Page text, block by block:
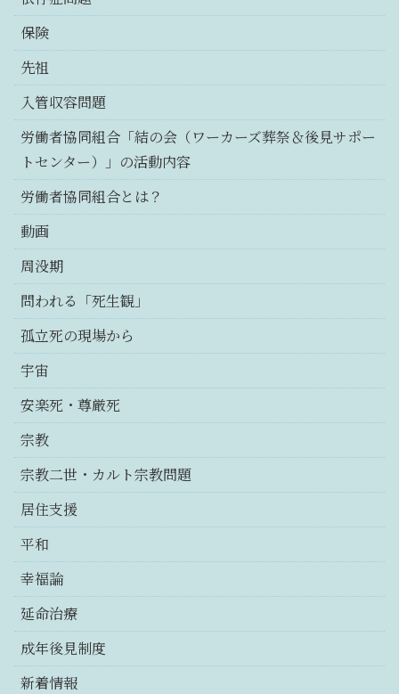
保険
先祖
入管収容問題
労働者協同組合「結の会（ワーカーズ葬祭＆後見サポー
トセンター）」の活動内容
労働者協同組合とは？
動画
周没期
問われる「死生観」
孤立死の現場から
宇宙
安楽死・尊厳死
宗教
宗教二世・カルト宗教問題
居住支援
平和
幸福論
延命治療
成年後見制度
新着情報